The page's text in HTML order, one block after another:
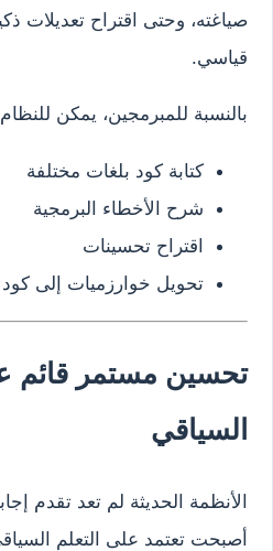
صياغته، وحتى اقتراح تعديلات
قياسي.
بالنسبة للمبرمجين، يمكن
كتابة كود بلغات مختلفة
شرح الأخطاء البرمجية
اقتراح تحسينات
تحويل خوارزميات إلى
تحسين مستمر قائم
السياقي
الأنظمة الحديثة لم تعد تقدم
أصبحت تعتمد على التعلم